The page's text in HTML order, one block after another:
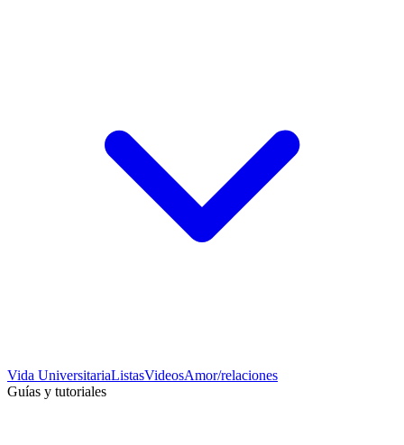
Vida UniversitariaListasVideosAmor/relaciones
Guías y tutoriales